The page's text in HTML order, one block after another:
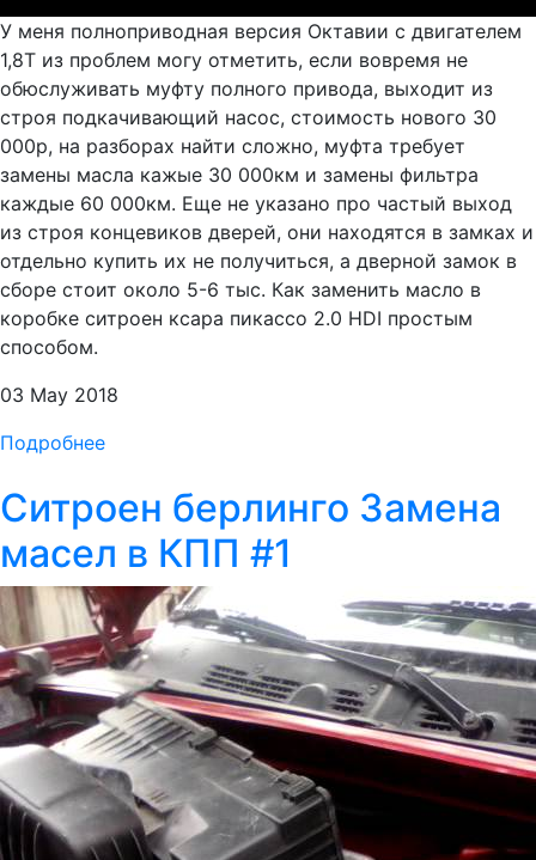
У меня полноприводная версия Октавии с двигателем
1,8Т из проблем могу отметить, если вовремя не
обюслуживать муфту полного привода, выходит из
строя подкачивающий насос, стоимость нового 30
000р, на разборах найти сложно, муфта требует
замены масла кажые 30 000км и замены фильтра
каждые 60 000км. Еще не указано про частый выход
из строя концевиков дверей, они находятся в замках и
отдельно купить их не получиться, а дверной замок в
сборе стоит около 5-6 тыс. Как заменить масло в
коробке ситроен ксара пикассо 2.0 HDI простым
способом.
03 May 2018
Подробнее
Ситроен берлинго Замена
масел в КПП #1